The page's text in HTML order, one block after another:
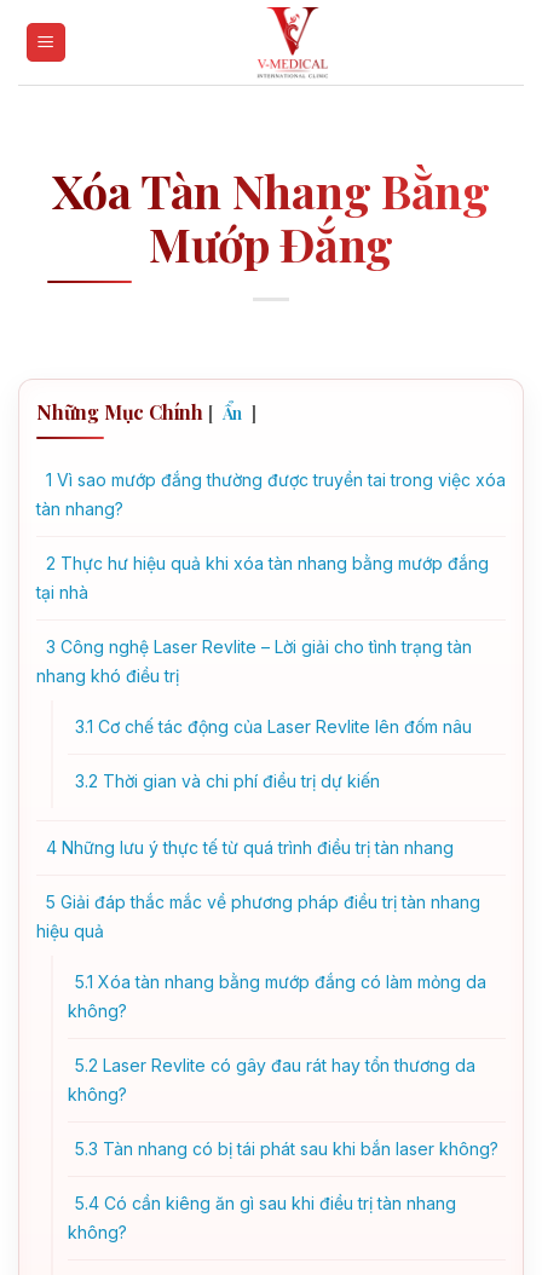
Xóa Tàn Nhang Bằng
Mướp Đắng
Những Mục Chính [ Ẩn ]
1 Vì sao mướp đắng thường được truyền tai trong việc xóa
tàn nhang?
2 Thực hư hiệu quả khi xóa tàn nhang bằng mướp đắng
tại nhà
3 Công nghệ Laser Revlite – Lời giải cho tình trạng tàn
nhang khó điều trị
3.1 Cơ chế tác động của Laser Revlite lên đốm nâu
3.2 Thời gian và chi phí điều trị dự kiến
4 Những lưu ý thực tế từ quá trình điều trị tàn nhang
5 Giải đáp thắc mắc về phương pháp điều trị tàn nhang
hiệu quả
5.1 Xóa tàn nhang bằng mướp đắng có làm mỏng da
không?
5.2 Laser Revlite có gây đau rát hay tổn thương da
không?
5.3 Tàn nhang có bị tái phát sau khi bắn laser không?
5.4 Có cần kiêng ăn gì sau khi điều trị tàn nhang
không?